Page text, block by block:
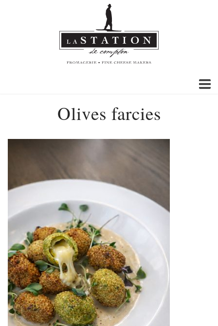
Olives farcies